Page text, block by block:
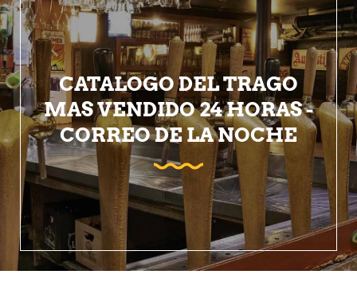
CATALOGO DEL TRAGO
MAS VENDIDO 24 HORAS -
CORREO DE LA NOCHE